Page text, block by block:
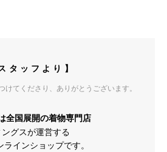
タッフより】
けてくださり、ありがとうございます。
国展開の着物専門店
グスが運営する
インショップです。